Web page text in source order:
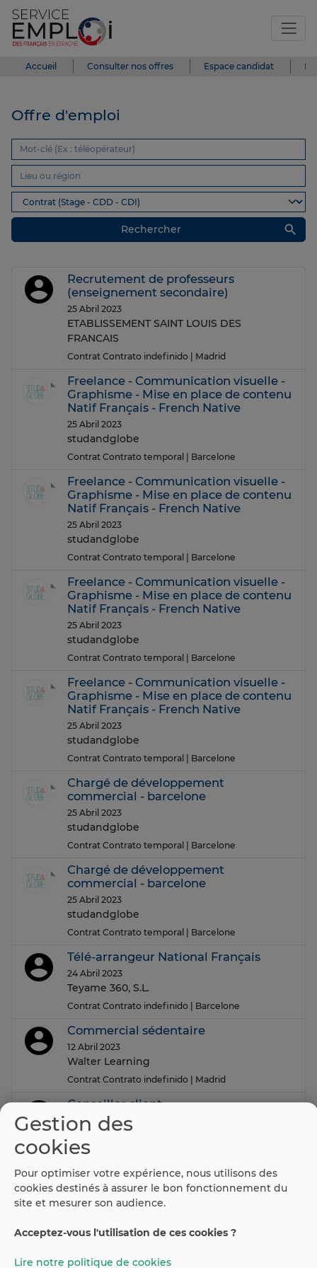
Accueil Consulter nos offres Espace candidat
Offre d'emploi
Rechercher search
Recrutement de professeurs
(enseignement secondaire)
25 Abril 2023
ETABLISSEMENT SAINT LOUIS DES
FRANCAIS
Contrat Contrato indefinido | Madrid
Freelance - Communication visuelle -
Graphisme - Mise en place de contenu
Natif Français - French Native
25 Abril 2023
studandglobe
Contrat Contrato temporal | Barcelone
Freelance - Communication visuelle -
Graphisme - Mise en place de contenu
Natif Français - French Native
25 Abril 2023
studandglobe
Contrat Contrato temporal | Barcelone
Freelance - Communication visuelle -
Graphisme - Mise en place de contenu
Natif Français - French Native
25 Abril 2023
studandglobe
Contrat Contrato temporal | Barcelone
Freelance - Communication visuelle -
Graphisme - Mise en place de contenu
Natif Français - French Native
25 Abril 2023
studandglobe
Contrat Contrato temporal | Barcelone
Chargé de développement
commercial - barcelone
25 Abril 2023
studandglobe
Contrat Contrato temporal | Barcelone
Chargé de développement
commercial - barcelone
25 Abril 2023
studandglobe
Contrat Contrato temporal | Barcelone
Télé-arrangeur National Français
24 Abril 2023
Teyame 360, S.L.
Contrat Contrato indefinido | Barcelone
Commercial sédentaire
12 Abril 2023
Walter Learning
Contrat Contrato indefinido | Madrid
Conseiller client
04 Abril 2023
VTD ESPANA
Contrat Contrato indefinido
Ant. 1 2 3 4 … 28
Gestion des
cookies
Pour optimiser votre expérience, nous utilisons des
cookies destinés à assurer le bon fonctionnement du
site et mesurer son audience.
Acceptez-vous l'utilisation de ces cookies ?
Lire notre politique de cookies